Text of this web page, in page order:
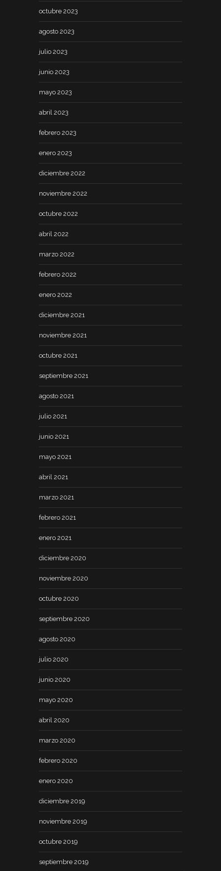
octubre 2023
agosto 2023
julio 2023
junio 2023
mayo 2023
abril 2023
febrero 2023
enero 2023
diciembre 2022
noviembre 2022
octubre 2022
abril 2022
marzo 2022
febrero 2022
enero 2022
diciembre 2021
noviembre 2021
octubre 2021
septiembre 2021
agosto 2021
julio 2021
junio 2021
mayo 2021
abril 2021
marzo 2021
febrero 2021
enero 2021
diciembre 2020
noviembre 2020
octubre 2020
septiembre 2020
agosto 2020
julio 2020
junio 2020
mayo 2020
abril 2020
marzo 2020
febrero 2020
enero 2020
diciembre 2019
noviembre 2019
octubre 2019
septiembre 2019